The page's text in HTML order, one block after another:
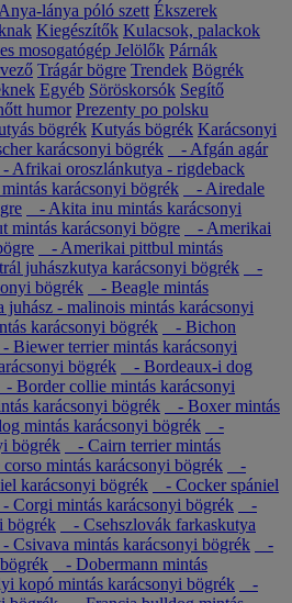
Anya-lánya póló szett Ékszerek
Kiegészítők Kulacsok, palackok
mosogatógép Jelölők Párnák
Trágár bögre Trendek Bögrék
Egyéb Söröskorsók Segítő
humor Prezenty po polsku
bögrék Kutyás bögrék Karácsonyi
karácsonyi bögrék
- Afgán agár
- Afrikai oroszlánkutya - rigdeback
karácsonyi bögrék
- Airedale
- Akita inu mintás karácsonyi
mintás karácsonyi bögre
- Amerikai
- Amerikai pittbul mintás
juhászkutya karácsonyi bögrék
-
bögrék
- Beagle mintás
juhász - malinois mintás karácsonyi
karácsonyi bögrék
- Bichon
- Biewer terrier mintás karácsonyi
bögrék
- Bordeaux-i dog
- Border collie mintás karácsonyi
karácsonyi bögrék
- Boxer mintás
mintás karácsonyi bögrék
-
bögrék
- Cairn terrier mintás
mintás karácsonyi bögrék
-
karácsonyi bögrék
- Cocker spániel
- Corgi mintás karácsonyi bögrék
-
bögrék
- Csehszlovák farkaskutya
- Csivava mintás karácsonyi bögrék
-
- Dobermann mintás
kopó mintás karácsonyi bögrék
-